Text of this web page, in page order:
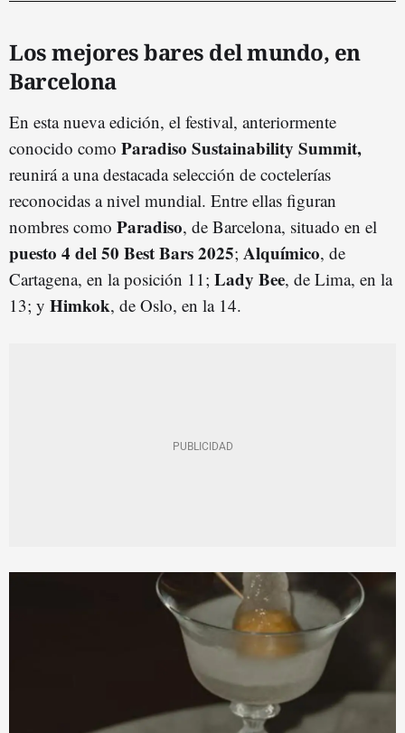
Los mejores bares del mundo, en
Barcelona
En esta nueva edición, el festival, anteriormente
conocido como Paradiso Sustainability Summit,
reunirá a una destacada selección de coctelerías
reconocidas a nivel mundial. Entre ellas figuran
nombres como Paradiso, de Barcelona, situado en el
puesto 4 del 50 Best Bars 2025; Alquímico, de
Cartagena, en la posición 11; Lady Bee, de Lima, en la
13; y Himkok, de Oslo, en la 14.